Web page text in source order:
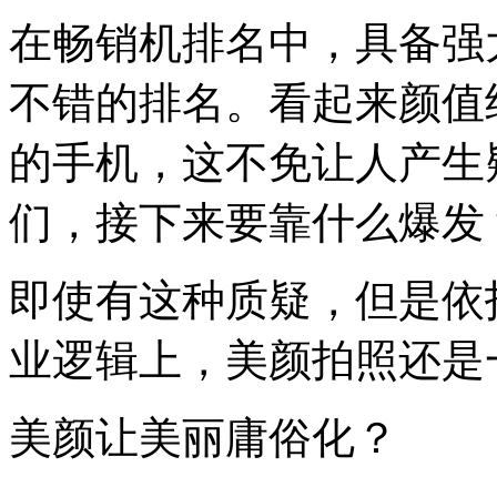
在畅销机排名中，具备
不错的排名。看起来颜
的手机，这不免让人产
们，接下来要靠什么爆发
即使有这种质疑，但是
业逻辑上，美颜拍照还
美颜让美丽庸俗化？